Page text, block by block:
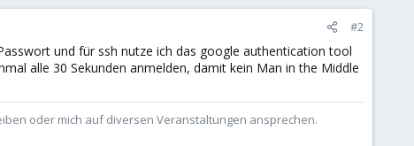
#2
und für ssh nutze ich das google authentication tool
alle 30 Sekunden anmelden, damit kein Man in the Middle
oder mich auf diversen Veranstaltungen ansprechen.